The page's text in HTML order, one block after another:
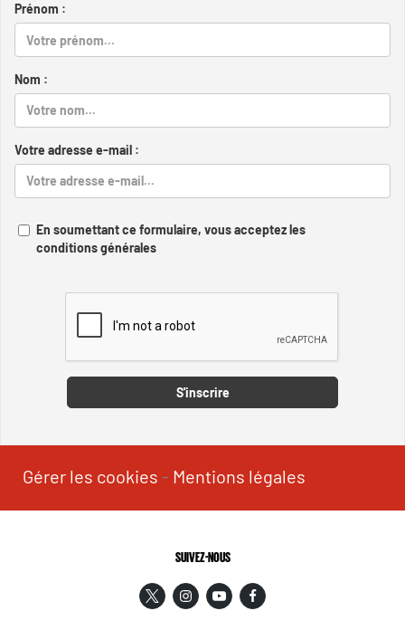
Prénom :
Nom :
Votre adresse e-mail :
En soumettant ce formulaire, vous acceptez les
conditions générales
S'inscrire
Gérer les cookies - Mentions légales
SUIVEZ-NOUS